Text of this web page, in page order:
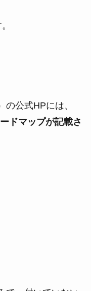
公式HPには、
ドマップが記載さ